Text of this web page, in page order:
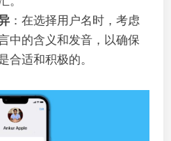
：在选择用户名时，考虑
中的含义和发音，以确保
合适和积极的。